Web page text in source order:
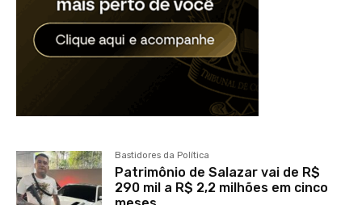
Bastidores da Política
Patrimônio de Salazar vai de R$
290 mil a R$ 2,2 milhões em cinco